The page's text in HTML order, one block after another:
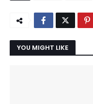
YOU MIGHT LIKE